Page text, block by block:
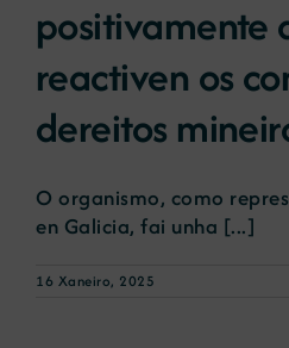
positivamente
reactiven os
dereitos
O organismo, como
en Galicia, fai unha [...]
16 Xaneiro, 2025